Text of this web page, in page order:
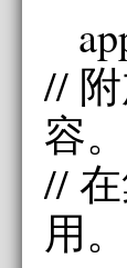
//
容。
//
用。